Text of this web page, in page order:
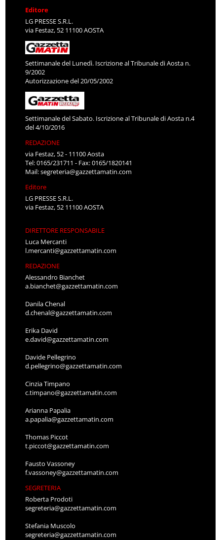
Editore
LG PRESSE S.R.L.
via Festaz, 52 11100 AOSTA
Settimanale del Lunedì. Iscrizione al Tribunale di Aosta n.
9/2002
Autorizzazione del 20/05/2002
Settimanale del Sabato. Iscrizione al Tribunale di Aosta n.4
del 4/10/2016
REDAZIONE
via Festaz, 52 - 11100 Aosta
Tel: 0165/231711 - Fax: 0165/1820141
Mail:segreteria@gazzettamatin.com
Editore
LG PRESSE S.R.L.
via Festaz, 52 11100 AOSTA
DIRETTORE RESPONSABILE
Luca Mercanti
l.mercanti@gazzettamatin.com
REDAZIONE
Alessandro Bianchet
a.bianchet@gazzettamatin.com
Danila Chenal
d.chenal@gazzettamatin.com
Erika David
e.david@gazzettamatin.com
Davide Pellegrino
d.pellegrino@gazzettamatin.com
Cinzia Timpano
c.timpano@gazzettamatin.com
Arianna Papalia
a.papalia@gazzettamatin.com
Thomas Piccot
t.piccot@gazzettamatin.com
Fausto Vassoney
f.vassoney@gazzettamatin.com
SEGRETERIA
Roberta Prodoti
segreteria@gazzettamatin.com
Stefania Muscolo
segreteria@gazzettamatin.com